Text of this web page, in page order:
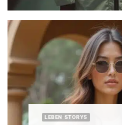
LEBEN STORYS